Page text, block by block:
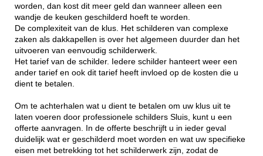
worden, dan kost dit meer geld dan wanneer alleen een
wandje de keuken geschilderd hoeft te worden.
De complexiteit van de klus. Het schilderen van complexe
zaken als dakkapellen is over het algemeen duurder dan het
uitvoeren van eenvoudig schilderwerk.
Het tarief van de schilder. Iedere schilder hanteert weer een
ander tarief en ook dit tarief heeft invloed op de kosten die u
dient te betalen.
Om te achterhalen wat u dient te betalen om uw klus uit te
laten voeren door professionele schilders Sluis, kunt u een
offerte aanvragen. In de offerte beschrijft u in ieder geval
duidelijk wat er geschilderd moet worden en wat uw specifieke
eisen met betrekking tot het schilderwerk zijn, zodat de